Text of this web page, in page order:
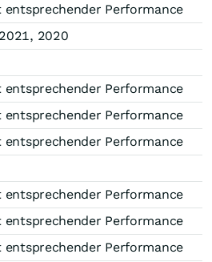
entsprechender Performance
2020
entsprechender Performance
entsprechender Performance
entsprechender Performance
entsprechender Performance
entsprechender Performance
entsprechender Performance